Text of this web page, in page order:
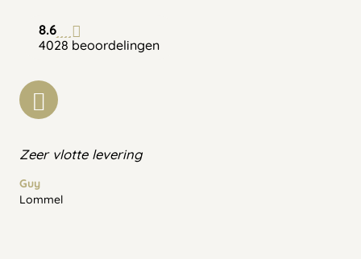
8.6
4028 beoordelingen
Zeer vlotte levering
Guy
Lommel